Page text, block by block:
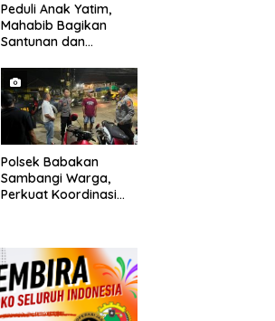
Peduli Anak Yatim,
Mahabib Bagikan
Santunan dan
Anak di Segarajaya
Polsek Babakan
Sambangi Warga,
Perkuat Koordinasi